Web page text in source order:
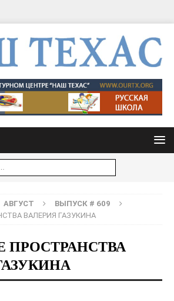
АВГУСТ
ВЫПУСК # 609
ВАЛЕРИЯ ГАЗУКИНА
ПРОСТРАНСТВА